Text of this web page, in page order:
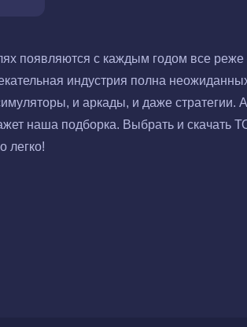
появляются с каждым годом все реже
индустрия полна
и аркады, и даже стратегии.
наша подборка. Выбрать и скачать
легко!